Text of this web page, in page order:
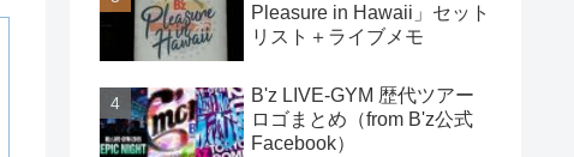
Pleasure in Hawaii」セット
リスト＋ライブメモ
B'z LIVE-GYM 歴代ツアー
ロゴまとめ（from B'z公式
Facebook）